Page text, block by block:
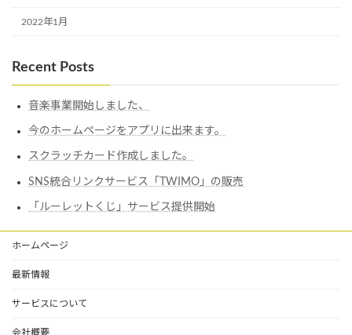
2022年1月
Recent Posts
音楽事業開始しました、
今のホームページをアプリに出来ます。
スクラッチカード作成しました。
SNS統合リンクサービス「TWIMO」の販売
「ルーレットくじ」サービス提供開始
ホームページ
最新情報
サービスについて
会社概要